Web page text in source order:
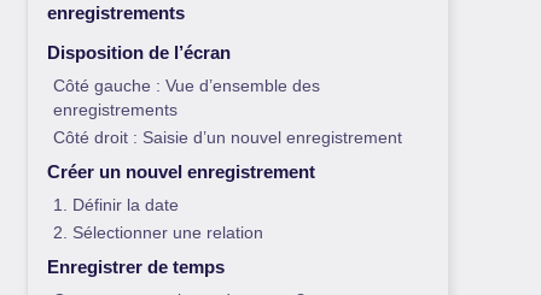
enregistrements
Disposition de l’écran
Côté gauche : Vue d’ensemble des
enregistrements
Côté droit : Saisie d’un nouvel enregistrement
Créer un nouvel enregistrement
1. Définir la date
2. Sélectionner une relation
Enregistrer de temps